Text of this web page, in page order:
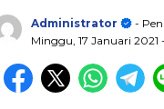
Administrator
-
Minggu, 17 Januari 2021